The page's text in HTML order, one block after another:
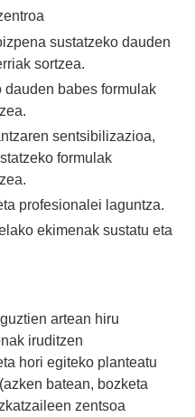
sustatzeko dauden
sortzea.
babes formulak
sentsibilizazioa,
formulak
profesionalei laguntza.
ekimenak sustatu eta
artean hiru
iruditzen
hori egiteko planteatu
batean, bozketa
zentsoa